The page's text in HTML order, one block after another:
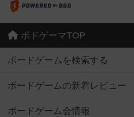
ボドゲーマTOP
ボードゲームを検索する
ボードゲームの新着レビュー
ボードゲーム会情報